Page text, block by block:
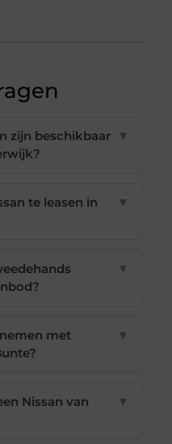
zijn beschikbaar
▼
te leasen in
▼
▼
met
▼
Nissan van
▼